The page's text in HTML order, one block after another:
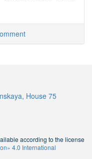
House 75
according to the license
4.0 International